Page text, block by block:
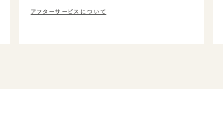
アフターサービスについて